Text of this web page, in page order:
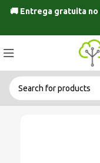
🚚 Entrega gratuita no